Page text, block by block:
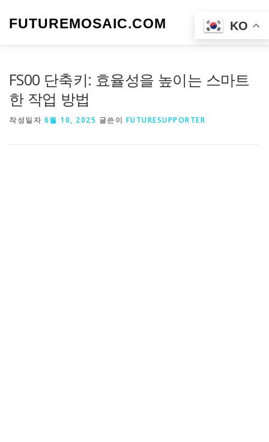
FUTUREMOSAIC.COM 메뉴
FS00 단축키: 효율성을 높이는 스마트
한 작업 방법
작성일자 6월 10, 2025 글쓴이 FUTURESUPPORTER
KO